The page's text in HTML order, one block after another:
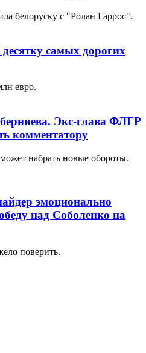
белоруску с "Ролан Гаррос".
самых дорогих
евро.
Экс-глава ФЛГР
комментатору
набрать новые обороты.
эмоционально
над Соболенко на
поверить.